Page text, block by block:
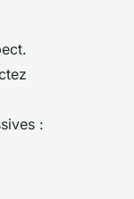
: